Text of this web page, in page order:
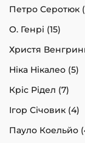
Петро Серотюк
О. Генрі (15)
Христя
Ніка Нікалео (5)
Кріс Рідел (7)
Ігор Січовик (4)
Пауло Коельйо